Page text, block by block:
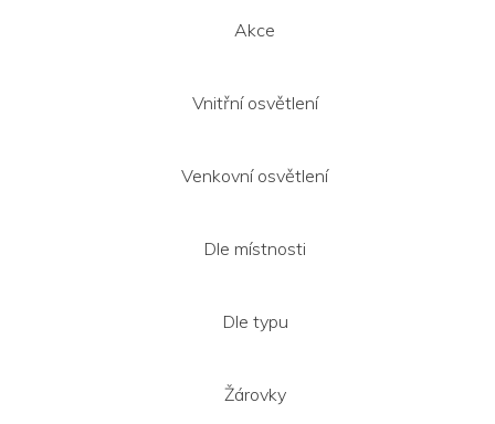
Akce
Vnitřní osvětlení
Venkovní osvětlení
Dle místnosti
Dle typu
Žárovky